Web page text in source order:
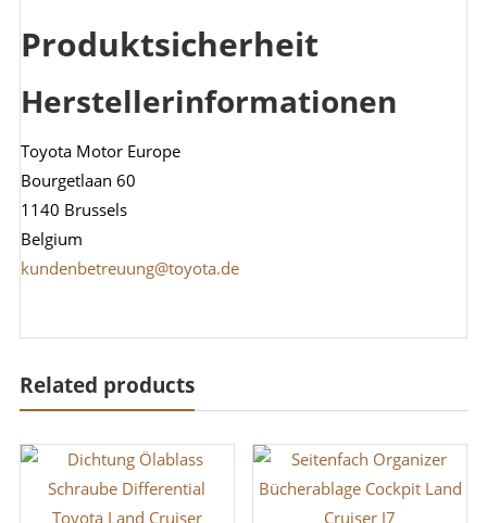
Produktsicherheit
Herstellerinformationen
Toyota Motor Europe
Bourgetlaan 60
1140 Brussels
Belgium
kundenbetreuung@toyota.de
Related products